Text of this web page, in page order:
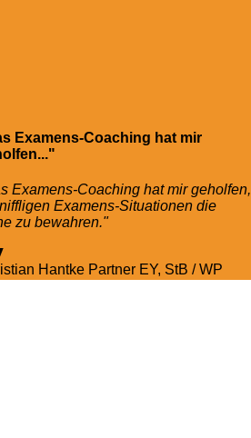
Examens-Coaching hat mir
Examens-Coaching hat mir geholfen,
Examens-Situationen die
zu bewahren."
Hantke Partner EY, StB / WP